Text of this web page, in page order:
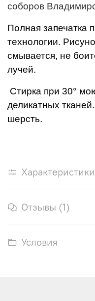
соборов
Полная запечатка
технологии.
смывается, не
лучей.
Стирка при 30°
деликатных
шерсть.
Характеристики
Отзывы (1)
Условия